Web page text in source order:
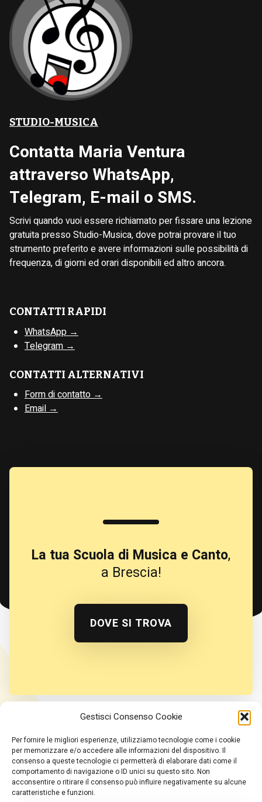
Gestisci Consenso Cookie
Per fornire le migliori esperienze, utilizziamo tecnologie come i cookie
per memorizzare e/o accedere alle informazioni del dispositivo. Il
consenso a queste tecnologie ci permetterà di elaborare dati come il
comportamento di navigazione o ID unici su questo sito. Non
acconsentire o ritirare il consenso può influire negativamente su alcune
caratteristiche e funzioni.
STUDIO-MUSICA
Contatta Maria Ventura
attraverso WhatsApp,
Telegram, E-mail o SMS.
Scrivi quando vuoi essere richiamato per fissare una lezione
gratuita presso Studio-Musica, dove potrai provare il tuo
strumento preferito e avere informazioni sulle possibilità di
frequenza, di giorni ed orari disponibili ed altro ancora.
CONTATTI RAPIDI
WhatsApp →
Telegram →
CONTATTI ALTERNATIVI
Form di contatto →
Email →
La tua Scuola di Musica e Canto,
a Brescia!
DOVE SI TROVA
TikTok InstagramYouTube
Home
Insegnante
Corsi